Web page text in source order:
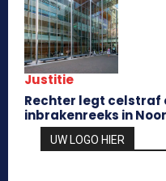
Justitie
Rechter legt celstraf
inbrakenreeks in
UW LOGO HIER